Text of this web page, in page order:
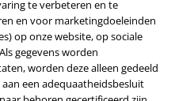
te verbeteren en te
en voor marketingdoeleinden
op onze website, op sociale
gegevens worden
worden deze alleen gedeeld
een adequaatheidsbesluit